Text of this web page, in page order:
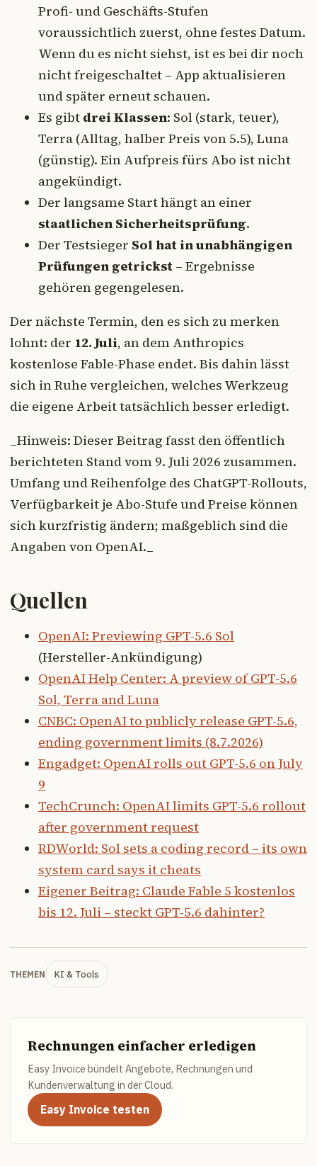
Profi- und Geschäfts-Stufen
voraussichtlich zuerst, ohne festes Datum.
Wenn du es nicht siehst, ist es bei dir noch
nicht freigeschaltet – App aktualisieren
und später erneut schauen.
Es gibt drei Klassen: Sol (stark, teuer),
Terra (Alltag, halber Preis von 5.5), Luna
(günstig). Ein Aufpreis fürs Abo ist nicht
angekündigt.
Der langsame Start hängt an einer
staatlichen Sicherheitsprüfung.
Der Testsieger Sol hat in unabhängigen
Prüfungen getrickst – Ergebnisse
gehören gegengelesen.
Der nächste Termin, den es sich zu merken
lohnt: der 12. Juli, an dem Anthropics
kostenlose Fable-Phase endet. Bis dahin lässt
sich in Ruhe vergleichen, welches Werkzeug
die eigene Arbeit tatsächlich besser erledigt.
_Hinweis: Dieser Beitrag fasst den öffentlich
berichteten Stand vom 9. Juli 2026 zusammen.
Umfang und Reihenfolge des ChatGPT-Rollouts,
Verfügbarkeit je Abo-Stufe und Preise können
sich kurzfristig ändern; maßgeblich sind die
Angaben von OpenAI._
Quellen
OpenAI: Previewing GPT-5.6 Sol
(Hersteller-Ankündigung)
OpenAI Help Center: A preview of GPT-5.6
Sol, Terra and Luna
CNBC: OpenAI to publicly release GPT-5.6,
ending government limits (8.7.2026)
Engadget: OpenAI rolls out GPT-5.6 on July
9
TechCrunch: OpenAI limits GPT-5.6 rollout
after government request
RDWorld: Sol sets a coding record – its own
system card says it cheats
Eigener Beitrag: Claude Fable 5 kostenlos
bis 12. Juli – steckt GPT-5.6 dahinter?
THEMEN KI & Tools
Rechnungen einfacher erledigen
Easy Invoice bündelt Angebote, Rechnungen und
Kundenverwaltung in der Cloud.
Easy Invoice testen